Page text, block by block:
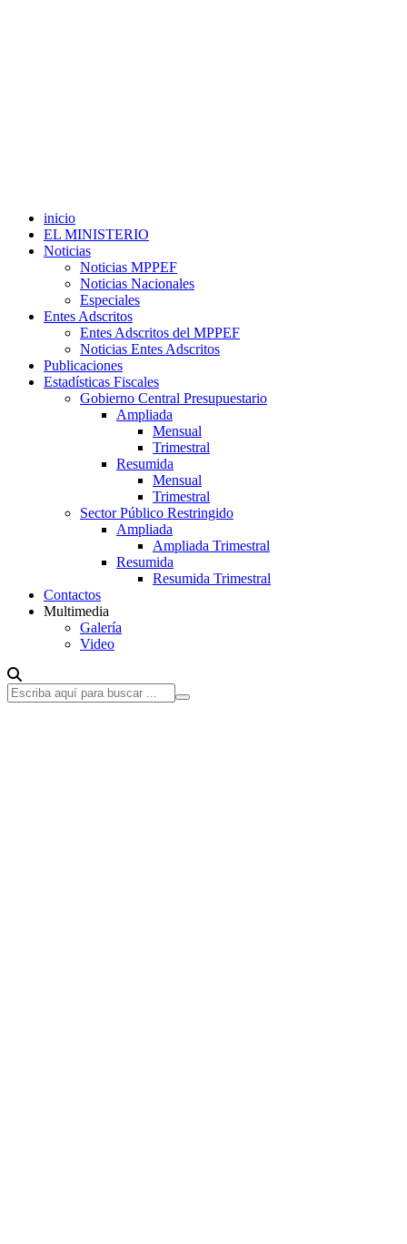
inicio
EL MINISTERIO
Noticias
Noticias MPPEF
Noticias Nacionales
Especiales
Entes Adscritos
Entes Adscritos del MPPEF
Noticias Entes Adscritos
Publicaciones
Estadísticas Fiscales
Gobierno Central Presupuestario
Ampliada
Mensual
Trimestral
Resumida
Mensual
Trimestral
Sector Público Restringido
Ampliada
Ampliada Trimestral
Resumida
Resumida Trimestral
Contactos
Multimedia
Galería
Video